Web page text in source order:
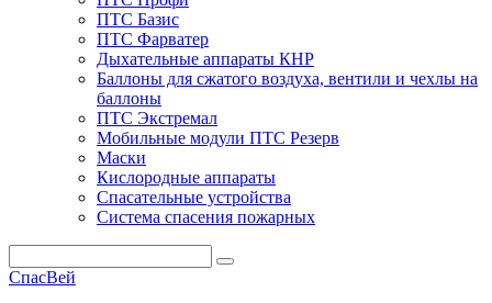
ПТС Базис
ПТС Фарватер
Дыхательные аппараты КНР
Баллоны для сжатого воздуха, вентили и чехлы на
баллоны
ПТС Экстремал
Мобильные модули ПТС Резерв
Маски
Кислородные аппараты
Спасательные устройства
Система спасения пожарных
СпасВей